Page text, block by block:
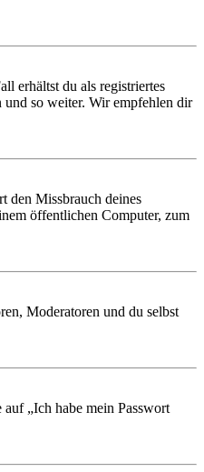
erhältst du als registriertes
so weiter. Wir empfehlen dir
den Missbrauch deines
öffentlichen Computer, zum
Moderatoren und du selbst
„Ich habe mein Passwort